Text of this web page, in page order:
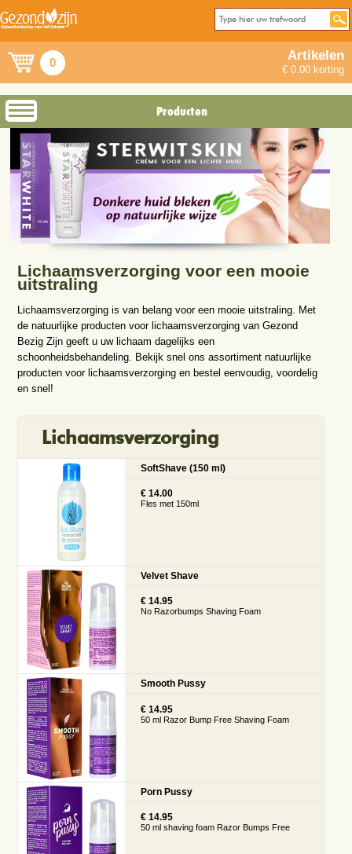
0 Artikelen
€ 0.00 korting
Producten
Lichaamsverzorging voor een mooie
uitstraling
Lichaamsverzorging is van belang voor een mooie uitstraling. Met
de natuurlijke producten voor lichaamsverzorging van Gezond
Bezig Zijn geeft u uw lichaam dagelijks een
schoonheidsbehandeling. Bekijk snel ons assortiment natuurlijke
producten voor lichaamsverzorging en bestel eenvoudig, voordelig
en snel!
Lichaamsverzorging
SoftShave (150 ml)
€ 14.00
Fles met 150ml
Velvet Shave
€ 14.95
No Razorbumps Shaving Foam
Smooth Pussy
€ 14.95
50 ml Razor Bump Free Shaving Foam
Porn Pussy
€ 14.95
50 ml shaving foam Razor Bumps Free